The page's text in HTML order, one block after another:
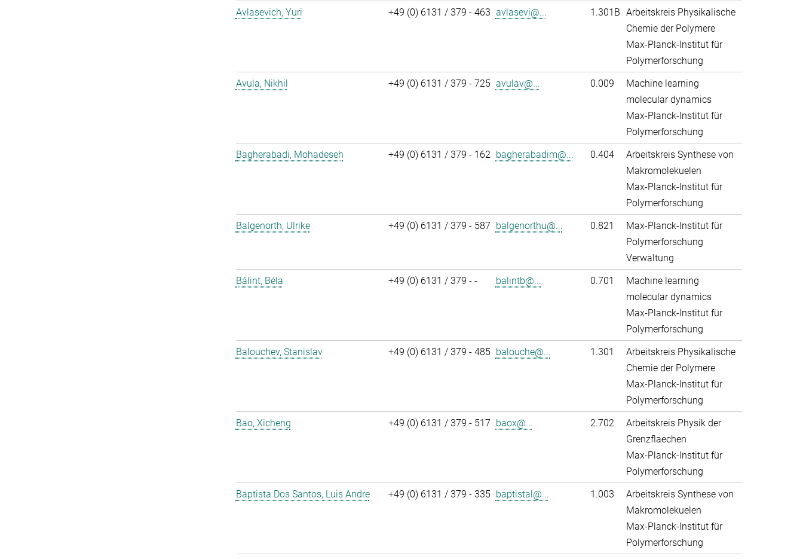
Avlasevich, Yuri
+49 (0) 6131 / 379 - 463 avlasevi@... 1.301B Arbeitskreis Physikalische
Chemie der Polymere
Max-Planck-Institut für
Polymerforschung
Avula, Nikhil
+49 (0) 6131 / 379 - 725 avulav@... 0.009
Machine learning
molecular dynamics
Max-Planck-Institut für
Polymerforschung
Bagherabadi, Mohadeseh
+49 (0) 6131 / 379 - 162 bagherabadim@... 0.404
Arbeitskreis Synthese von
Makromolekuelen
Max-Planck-Institut für
Polymerforschung
Balgenorth, Ulrike
+49 (0) 6131 / 379 - 587 balgenorthu@... 0.821
Max-Planck-Institut für
Polymerforschung
Verwaltung
Bálint, Béla
+49 (0) 6131 / 379 - - balintb@... 0.701
Machine learning
molecular dynamics
Max-Planck-Institut für
Polymerforschung
Balouchev, Stanislav
+49 (0) 6131 / 379 - 485 balouche@... 1.301
Arbeitskreis Physikalische
Chemie der Polymere
Max-Planck-Institut für
Polymerforschung
Bao, Xicheng
+49 (0) 6131 / 379 - 517 baox@... 2.702
Arbeitskreis Physik der
Grenzflaechen
Max-Planck-Institut für
Polymerforschung
Baptista Dos Santos, Luis Andre
+49 (0) 6131 / 379 - 335 baptistal@... 1.003
Arbeitskreis Synthese von
Makromolekuelen
Max-Planck-Institut für
Polymerforschung